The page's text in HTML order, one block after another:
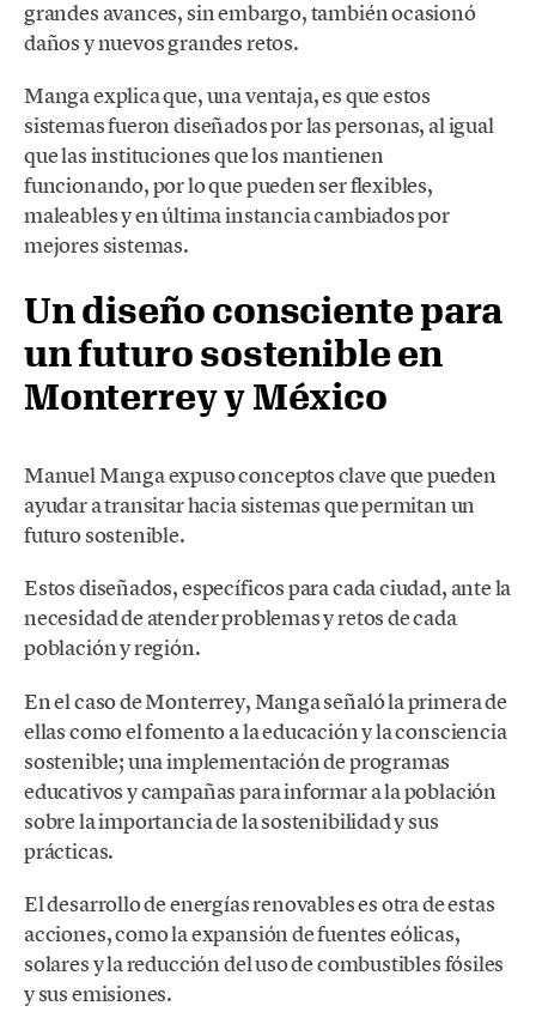
grandes avances, sin embargo, también ocasionó
daños y nuevos grandes retos.
Manga explica que, una ventaja, es que estos
sistemas fueron diseñados por las personas, al igual
que las instituciones que los mantienen
funcionando, por lo que pueden ser flexibles,
maleables y en última instancia cambiados por
mejores sistemas.
Un diseño consciente para
un futuro sostenible en
Monterrey y México
Manuel Manga expuso conceptos clave que pueden
ayudar a transitar hacia sistemas que permitan un
futuro sostenible.
Estos diseñados, específicos para cada ciudad, ante la
necesidad de atender problemas y retos de cada
población y región.
En el caso de Monterrey, Manga señaló la primera de
ellas como el fomento a la educación y la consciencia
sostenible; una implementación de programas
educativos y campañas para informar a la población
sobre la importancia de la sostenibilidad y sus
prácticas.
El desarrollo de energías renovables es otra de estas
acciones, como la expansión de fuentes eólicas,
solares y la reducción del uso de combustibles fósiles
y sus emisiones.